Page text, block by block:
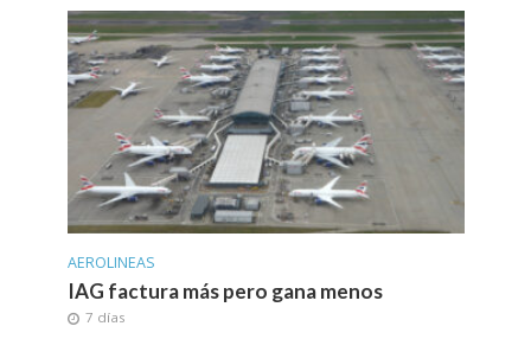
AEROLINEAS
IAG factura más pero gana menos
7 días